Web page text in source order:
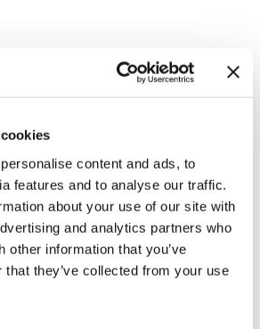
content and ads, to
features and to analyse our traffic.
about your use of our site with
and analytics partners who
other information that you’ve
that they’ve collected from your use